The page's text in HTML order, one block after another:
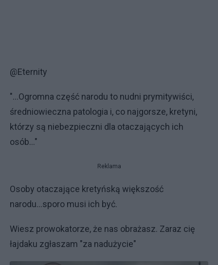
@Eternity
"...Ogromna część narodu to nudni prymitywiści,
średniowieczna patologia i, co najgorsze, kretyni,
którzy są niebezpieczni dla otaczających ich
osób..."
Reklama
Osoby otaczające kretyńską większość
narodu...sporo musi ich być.
Wiesz prowokatorze, że nas obrażasz. Zaraz cię
łajdaku zgłaszam "za nadużycie"